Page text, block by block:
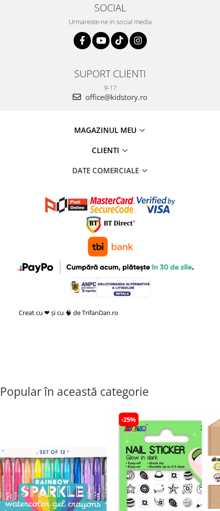
SOCIAL
Urmareste-ne in social media
SUPORT CLIENTI
9-17
office@kidstory.ro
MAGAZINUL MEU
CLIENTI
DATE COMERCIALE
Creat cu ❤ și cu 🧠 de TrifanDan.ro
Popular în această categorie
-25%